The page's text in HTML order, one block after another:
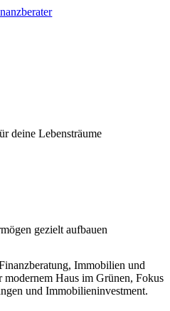
deine Lebensträume
gezielt aufbauen